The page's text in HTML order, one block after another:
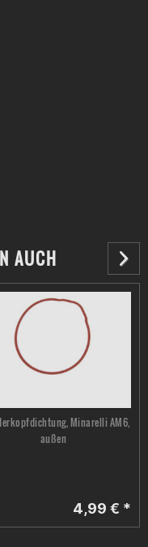
AUCH
Minarelli AM6,
außen
4,99 € *